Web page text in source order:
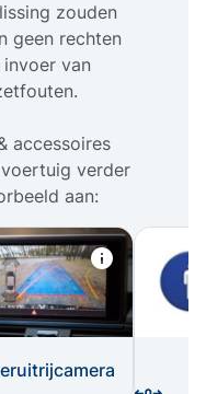
zouden
geen rechten
van
accessoires
verder
aan: